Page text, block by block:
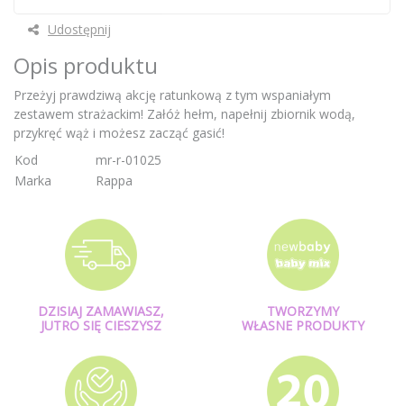
Udostępnij
Opis produktu
Przeżyj prawdziwą akcję ratunkową z tym wspaniałym
zestawem strażackim! Załóż hełm, napełnij zbiornik wodą,
przykręć wąż i możesz zacząć gasić!
Kod
mr-r-01025
Marka
Rappa
DZISIAJ ZAMAWIASZ,
JUTRO SIĘ CIESZYSZ
TWORZYMY
WŁASNE PRODUKTY